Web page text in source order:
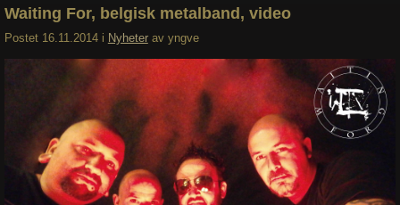
Waiting For, belgisk metalband, video
Postet 16.11.2014 i Nyheter av yngve